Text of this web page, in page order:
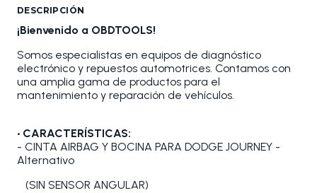
DESCRIPCIÓN
¡Bienvenido a OBDTOOLS!
Somos especialistas en equipos de diagnóstico
electrónico y repuestos automotrices. Contamos con
una amplia gama de productos para el
mantenimiento y reparación de vehículos.
• CARACTERÍSTICAS:
- CINTA AIRBAG Y BOCINA PARA DODGE JOURNEY -
Alternativo
(SIN SENSOR ANGULAR)